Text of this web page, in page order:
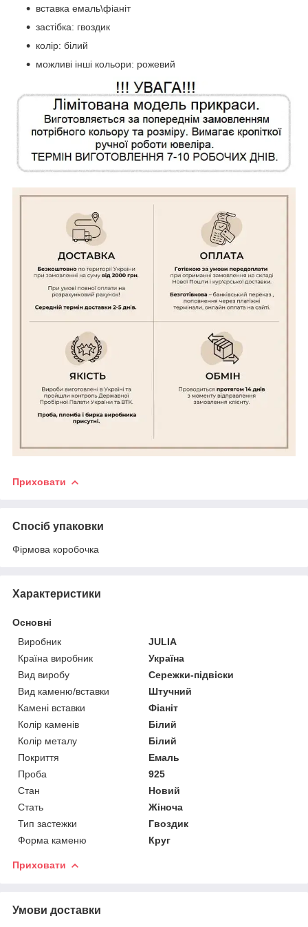
вставка емаль\фіаніт
застібка: гвоздик
колір: білий
можливі інші кольори: рожевий
Приховати
Спосіб упаковки
Фірмова коробочка
Характеристики
Основні
Виробник
JULIA
Країна виробник
Україна
Вид виробу
Сережки-підвіски
Вид каменю/вставки
Штучний
Камені вставки
Фіаніт
Колір каменів
Білий
Колір металу
Білий
Покриття
Емаль
Проба
925
Стан
Новий
Стать
Жіноча
Тип застежки
Гвоздик
Форма каменю
Круг
Приховати
Умови доставки